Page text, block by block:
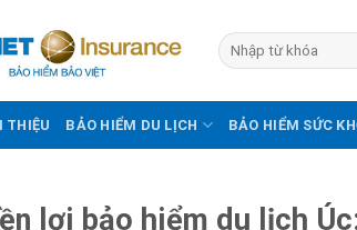
THIỆU BẢO HIỂM DU LỊCH BẢO HIỂM SỨC
lợi bảo hiểm du lịch